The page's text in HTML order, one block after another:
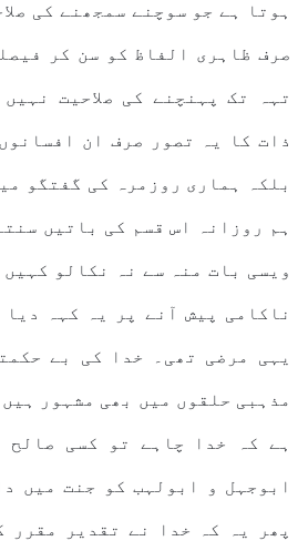
ہوتا ہے جو سوچنے سمجھنے کی
صرف ظاہری الفاظ کو سن کر
تہہ تک پہنچنے کی صلاحیت
ذات کا یہ تصور صرف ان
بلکہ ہماری روزمرہ کی گفتگو
ہم روزانہ اس قسم کی باتیں
ویسی بات منہ سے نہ نکالو
ناکامی پیش آنے پر یہ کہہ
یہی مرضی تھی۔ خدا کی بے
مذہبی حلقوں میں بھی مشہور
ہے کہ خدا چاہے تو کسی صالح
ابوجہل و ابولہب کو جنت میں
پھر یہ کہ خدا نے تقدیر مقرر